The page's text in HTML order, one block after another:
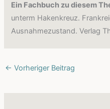
Ein Fachbuch zu diesem
unterm Hakenkreuz.
Ausnahmezustand. Verlag
← Vorheriger Beitrag